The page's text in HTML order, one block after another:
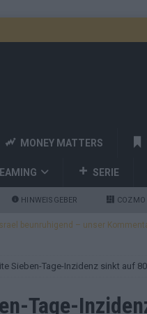
MONEY MATTERS
SERIE
HINWEISGEBER
Bulgarien jubelt, Israel sorgt für
und Billy Joel – das ESC-Finale wird
– Startreihenfolge steht, Deutschland
Sieben-Tage-Inzidenz sinkt auf
Tage-